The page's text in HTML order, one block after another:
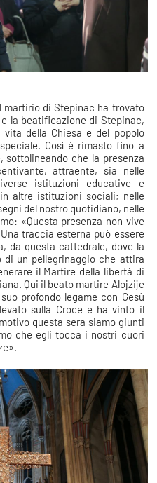
martirio di Stepinac ha trovato
la beatificazione di Stepinac,
della Chiesa e del popolo
Così è rimasto fino a
sottolineando che la presenza
attraente, sia nelle
istituzioni educative e
altre istituzioni sociali; nelle
del nostro quotidiano, nelle
«Questa presenza non vive
traccia esterna può essere
da questa cattedrale, dove la
un pellegrinaggio che attira
il Martire della libertà di
Qui il beato martire Alojzije
profondo legame con Gesù
sulla Croce e ha vinto il
questa sera siamo giunti
che egli tocca i nostri cuori